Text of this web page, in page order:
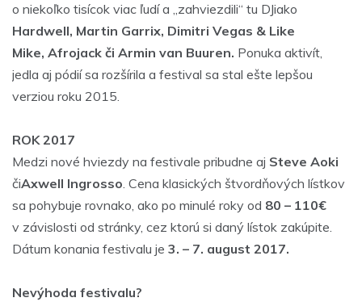
o niekoľko tisícok viac ľudí a „zahviezdili“ tu DJiako
Hardwell, Martin Garrix, Dimitri Vegas & Like
Mike, Afrojack či Armin van Buuren. Ponuka aktivít,
jedla aj pódií sa rozšírila a festival sa stal ešte lepšou
verziou roku 2015.
ROK 2017
Medzi nové hviezdy na festivale pribudne aj Steve Aoki
čiAxwell Ingrosso. Cena klasických štvordňových lístkov
sa pohybuje rovnako, ako po minulé roky od 80 – 110€
v závislosti od stránky, cez ktorú si daný lístok zakúpite.
Dátum konania festivalu je 3. – 7. august 2017.
Nevýhoda festivalu?